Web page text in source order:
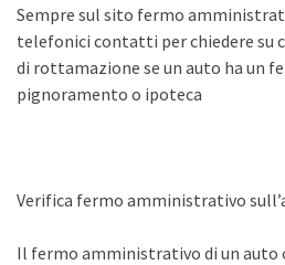
Sempre sul sito fermo
telefonici contatti per chiedere su
di rottamazione se un auto ha un
pignoramento o ipoteca
Verifica fermo amministrativo
Il fermo amministrativo di un auto